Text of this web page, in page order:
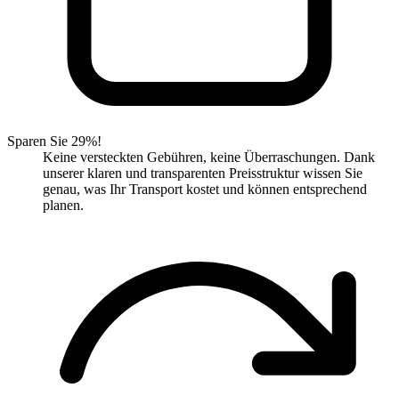
Sparen Sie 29%!
Keine versteckten Gebühren, keine Überraschungen. Dank
unserer klaren und transparenten Preisstruktur wissen Sie
genau, was Ihr Transport kostet und können entsprechend
planen.